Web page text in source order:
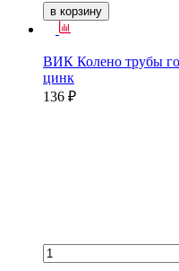
в корзину
ВИК Колено трубы
цинк
136 ₽